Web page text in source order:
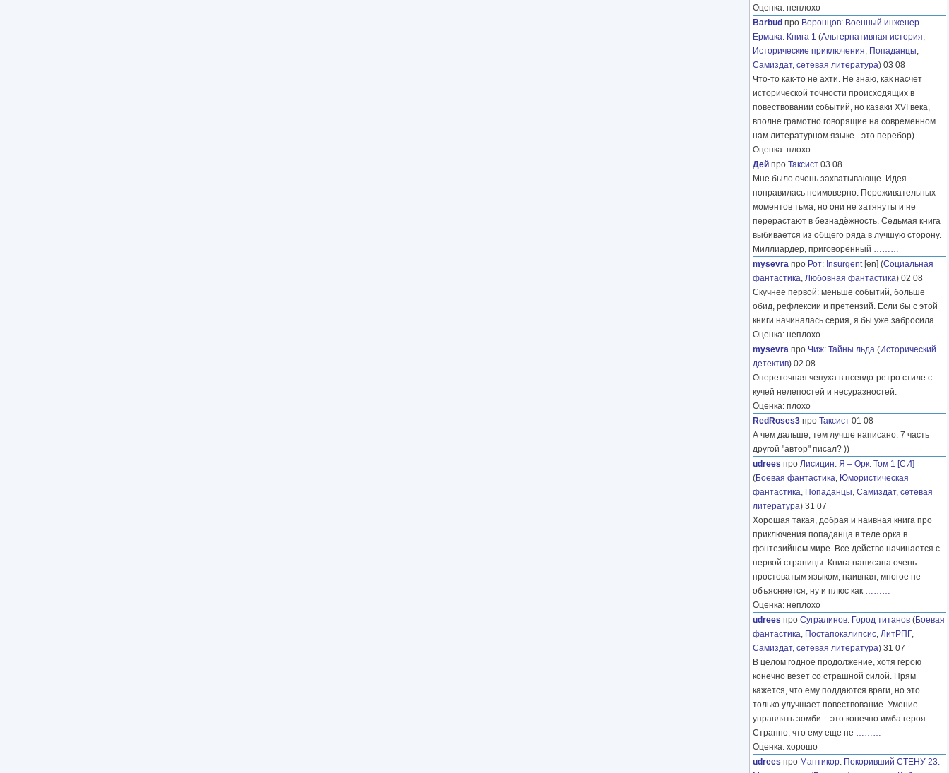
Оценка: неплохо
Barbud про Воронцов: Военный инженер
Ермака. Книга 1 (Альтернативная история,
Исторические приключения, Попаданцы,
Самиздат, сетевая литература) 03 08
Что-то как-то не ахти. Не знаю, как насчет
исторической точности происходящих в
повествовании событий, но казаки XVI века,
вполне грамотно говорящие на современном
нам литературном языке - это перебор)
Оценка: плохо
Дей про Таксист 03 08
Мне было очень захватывающе. Идея
понравилась неимоверно. Переживательных
моментов тьма, но они не затянуты и не
перерастают в безнадёжность. Седьмая книга
выбивается из общего ряда в лучшую сторону.
Миллиардер, приговорённый ………
mysevra про Рот: Insurgent[en] (Социальная
фантастика, Любовная фантастика) 02 08
Скучнее первой: меньше событий, больше
обид, рефлексии и претензий. Если бы с этой
книги начиналась серия, я бы уже забросила.
Оценка: неплохо
mysevra про Чиж: Тайны льда (Исторический
детектив) 02 08
Опереточная чепуха в псевдо-ретро стиле с
кучей нелепостей и несуразностей.
Оценка: плохо
RedRoses3 про Таксист 01 08
А чем дальше, тем лучше написано. 7 часть
другой "автор" писал? ))
udrees про Лисицин: Я – Орк. Том 1 [СИ]
(Боевая фантастика, Юмористическая
фантастика, Попаданцы, Самиздат, сетевая
литература) 31 07
Хорошая такая, добрая и наивная книга про
приключения попаданца в теле орка в
фэнтезийном мире. Все действо начинается с
первой страницы. Книга написана очень
простоватым языком, наивная, многое не
объясняется, ну и плюс как ………
Оценка: неплохо
udrees про Сугралинов: Город титанов (Боевая
фантастика, Постапокалипсис, ЛитРПГ,
Самиздат, сетевая литература) 31 07
В целом годное продолжение, хотя герою
конечно везет со страшной силой. Прям
кажется, что ему поддаются враги, но это
только улучшает повествование. Умение
управлять зомби – это конечно имба героя.
Странно, что ему еще не ………
Оценка: хорошо
udrees про Мантикор: Покоривший СТЕНУ 23: